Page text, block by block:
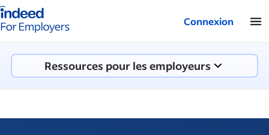
Indeed - Entreprises
Connexion
Ressources pour les employeurs